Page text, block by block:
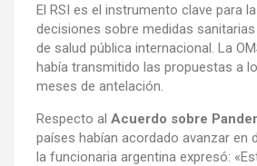
El RSI es el instrumento clave para
decisiones sobre medidas
de salud pública internacional. La
había transmitido las propuestas a
meses de antelación.
Respecto al Acuerdo sobre
países habían acordado avanzar en
la funcionaria argentina expresó: